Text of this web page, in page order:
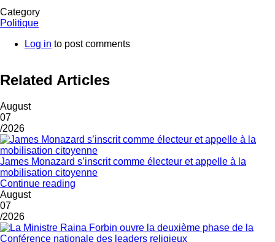
Category
Politique
Log in to post comments
Related Articles
August
07
/2026
James Monazard s’inscrit comme électeur et appelle à la
mobilisation citoyenne
Continue reading
August
07
/2026